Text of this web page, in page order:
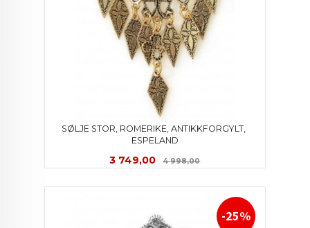
SØLJE STOR, ROMERIKE, ANTIKKFORGYLT,
ESPELAND
Tilbud
3 749,00 4 998,00Rabatt
-25%